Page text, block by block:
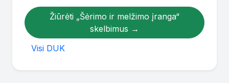
Žiūrėti „Šėrimo ir melžimo įranga“
skelbimus →
Visi DUK